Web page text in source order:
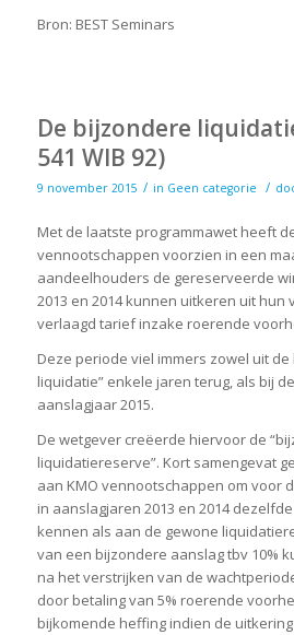
Bron: BEST Seminars
De bijzondere
541 WIB 92)
9 november 2015 / in Geen categorie /
Met de laatste programmawet heeft
vennootschappen voorzien in een
aandeelhouders de gereserveerde
2013 en 2014 kunnen uitkeren uit
verlaagd tarief inzake roerende
Deze periode viel immers zowel uit de
liquidatie” enkele jaren terug, als bij
aanslagjaar 2015.
De wetgever creëerde hiervoor de
liquidatiereserve”. Kort samengevat
aan KMO vennootschappen om voor
in aanslagjaren 2013 en 2014
kennen als aan de gewone
van een bijzondere aanslag tbv 10%
na het verstrijken van de
door betaling van 5% roerende
bijkomende heffing indien de